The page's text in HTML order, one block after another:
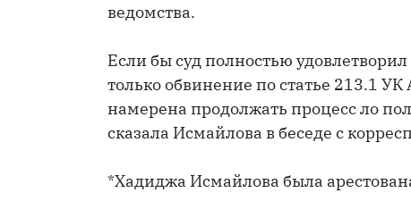
ведомства.
Если бы суд полностью
только обвинение по статье 213.1
намерена продолжать процесс ло
сказала Исмайлова в беседе с
*Хадиджа Исмайлова была